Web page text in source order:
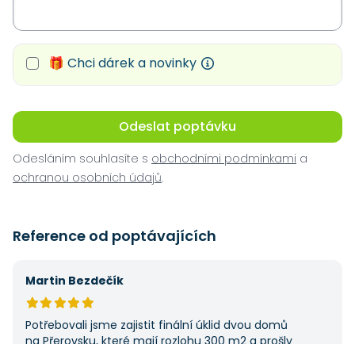
🎁 Chci dárek a novinky
Odeslat poptávku
Odesláním souhlasíte s obchodními podmínkami a
ochranou osobních údajů.
Reference od poptávajících
Martin Bezdečík
Potřebovali jsme zajistit finální úklid dvou domů
na Přerovsku, které mají rozlohu 300 m2 a prošly